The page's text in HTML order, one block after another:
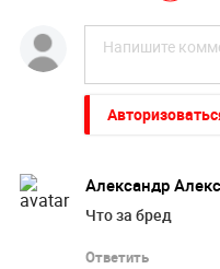
Александр
Что за бред
Ответить